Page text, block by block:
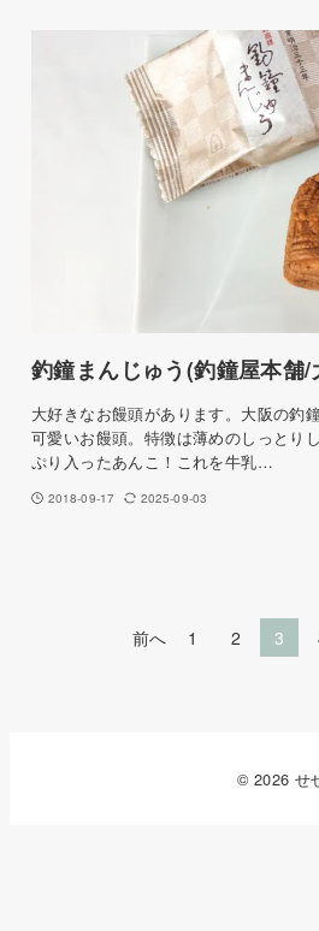
釣鐘まんじゅう(釣鐘屋本舗/
大好きなお饅頭があります。大阪の釣
可愛いお饅頭。特徴は薄めのしっとり
ぷり入ったあんこ！これを牛乳…
2018-09-17 2025-09-03
前へ 1 2 3
© 2026 せ